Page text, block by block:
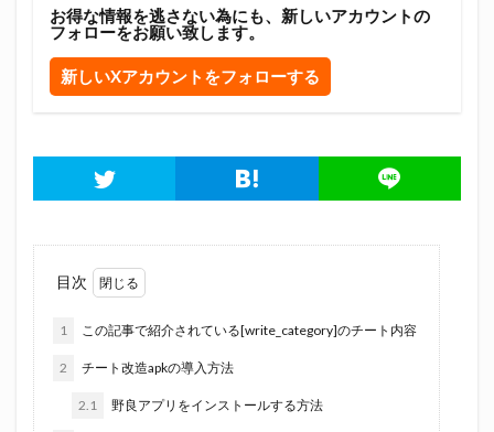
お得な情報を逃さない為にも、新しいアカウントの
フォローをお願い致します。
新しいXアカウントをフォローする
目次
1 この記事で紹介されている[write_category]のチート内容
2 チート改造apkの導入方法
2.1 野良アプリをインストールする方法